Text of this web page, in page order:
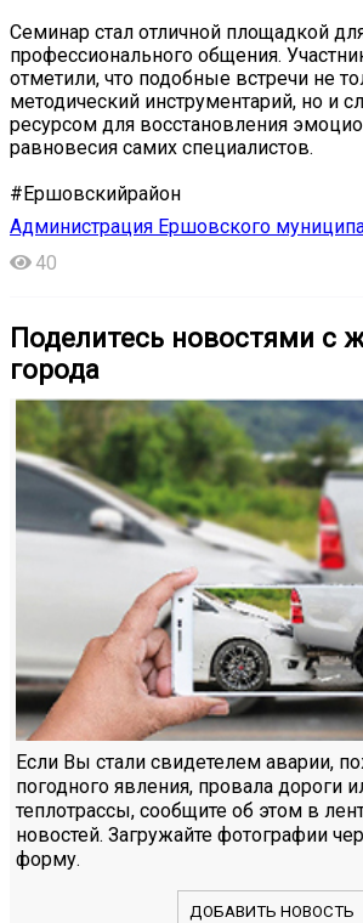
Семинар стал отличной площадкой
профессионального общения.
отметили, что подобные встречи не
методический инструментарий, но и
ресурсом для восстановления
равновесия самих специалистов.
#Ершовскийрайон
Администрация Ершовского
40
Поделитесь новостями с
города
Если Вы стали свидетелем аварии,
погодного явления, провала дороги
теплотрассы, сообщите об этом в
новостей. Загружайте фотографии
форму.
ДОБАВИТЬ НОВОСТЬ